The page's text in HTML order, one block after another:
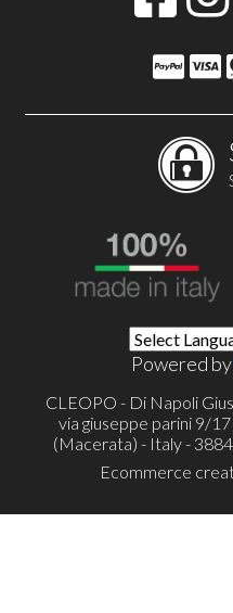
Powered by
CLEOPO - Di Napoli
via giuseppe parini 9/
(Macerata) - Italy -
Ecommerce